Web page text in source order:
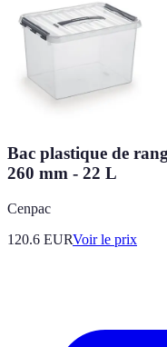
Bac plastique de
260 mm - 22 L
Cenpac
120.6 EURVoir le prix